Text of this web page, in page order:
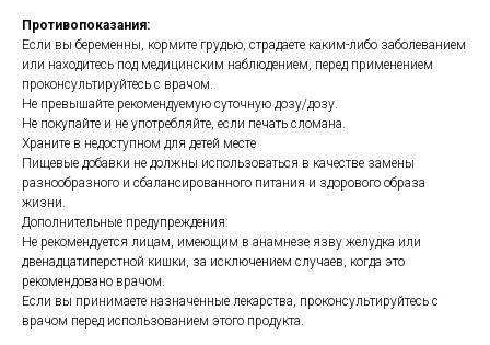
Противопоказания:
Если вы беременны, кормите грудью, страдаете каким-либо заболеванием
или находитесь под медицинским наблюдением, перед применением
проконсультируйтесь с врачом.
Не превышайте рекомендуемую суточную дозу/дозу.
Не покупайте и не употребляйте, если печать сломана.
Храните в недоступном для детей месте
Пищевые добавки не должны использоваться в качестве замены
разнообразного и сбалансированного питания и здорового образа
жизни.
Дополнительные предупреждения:
Не рекомендуется лицам, имеющим в анамнезе язву желудка или
двенадцатиперстной кишки, за исключением случаев, когда это
рекомендовано врачом.
Если вы принимаете назначенные лекарства, проконсультируйтесь с
врачом перед использованием этого продукта.